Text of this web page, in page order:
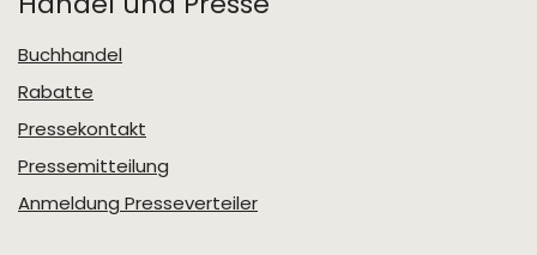
Buchhandel
Rabatte
Pressekontakt
Pressemitteilung
Anmeldung Presseverteiler